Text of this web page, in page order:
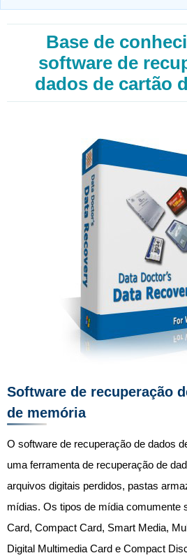
Base de
software de
dados de cartão
Software de recuperação
de memória
O software de recuperação de dados
uma ferramenta de recuperação de
arquivos digitais perdidos, pastas
mídias. Os tipos de mídia comumente
Card, Compact Card, Smart Media,
Digital Multimedia Card e Compact